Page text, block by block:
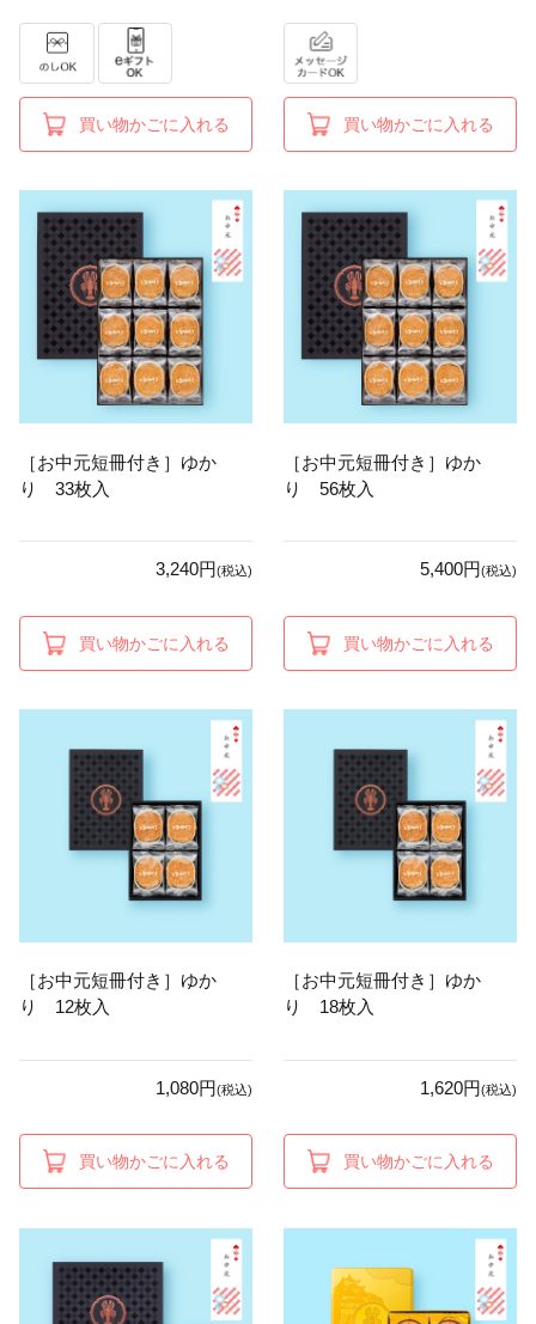
買い物かごに入れる 買い物かごに入れる
［お中元短冊付き］ゆか
り 33枚入
3,240円(税込)
買い物かごに入れる
［お中元短冊付き］ゆか
り 56枚入
5,400円(税込)
買い物かごに入れる
［お中元短冊付き］ゆか
り 12枚入
1,080円(税込)
買い物かごに入れる
［お中元短冊付き］ゆか
り 18枚入
1,620円(税込)
買い物かごに入れる